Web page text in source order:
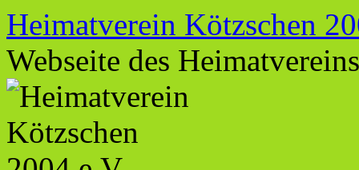
Zum
Inhalt
springen
Heimatverein Kötzschen
Webseite des